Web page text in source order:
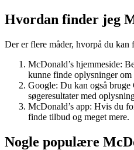
Hvordan finder jeg
Der er flere måder, hvorpå du kan
McDonald’s hjemmeside:
kunne finde oplysninger om
Google: Du kan også bruge
søgeresultater med
McDonald’s app: Hvis du
finde tilbud og meget mere.
Nogle populære